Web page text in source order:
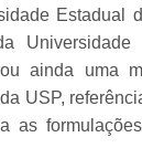
Estadual
ainda uma
USP,
as